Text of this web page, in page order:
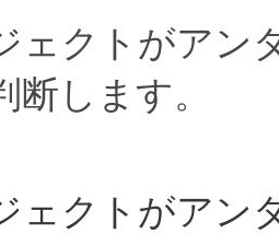
ェクトがアン
断します。
ェクトがアン